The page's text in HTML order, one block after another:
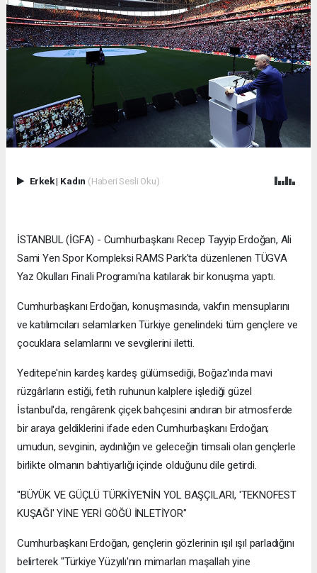
Erkek| Kadın (Haberi Sesli Oku)
İSTANBUL (İGFA) - Cumhurbaşkanı Recep Tayyip Erdoğan, Ali
Sami Yen Spor Kompleksi RAMS Park'ta düzenlenen TÜGVA
Yaz Okulları Finali Programı'na katılarak bir konuşma yaptı.
Cumhurbaşkanı Erdoğan, konuşmasında, vakfın mensuplarını
ve katılımcıları selamlarken Türkiye genelindeki tüm gençlere ve
çocuklara selamlarını ve sevgilerini iletti.
Yeditepe'nin kardeş kardeş gülümsediği, Boğaz'ında mavi
rüzgârların estiği, fetih ruhunun kalplere işlediği güzel
İstanbul'da, rengârenk çiçek bahçesini andıran bir atmosferde
bir araya geldiklerini ifade eden Cumhurbaşkanı Erdoğan;
umudun, sevginin, aydınlığın ve geleceğin timsali olan gençlerle
birlikte olmanın bahtiyarlığı içinde olduğunu dile getirdi.
"BÜYÜK VE GÜÇLÜ TÜRKİYE'NİN YOL BAŞÇILARI, 'TEKNOFEST
KUŞAĞI' YİNE YERİ GÖĞÜ İNLETİYOR"
Cumhurbaşkanı Erdoğan, gençlerin gözlerinin ışıl ışıl parladığını
belirterek "Türkiye Yüzyılı'nın mimarları maşallah yine